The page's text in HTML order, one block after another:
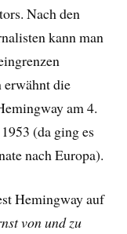
Nach den
kann man
die
am 4.
(da ging es
nach Europa).
Hemingway auf
von und zu